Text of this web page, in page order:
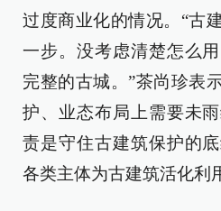
过度商业化的情况。“古
一步。没考虑清楚怎么
完整的古城。”茶尚珍表
护、业态布局上需要未
责是守住古建筑保护的
各类主体为古建筑活化利